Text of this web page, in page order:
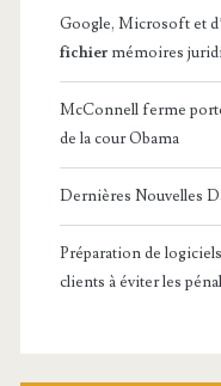
Google, Microsoft et
fichier mémoires
McConnell ferme
de la cour Obama
Dernières Nouvelles
Préparation de
clients à éviter les